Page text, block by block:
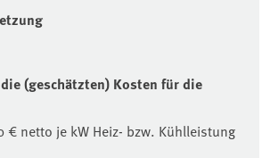
(geschätzten) Kosten für die
€ netto je kW Heiz- bzw. Kühlleistung